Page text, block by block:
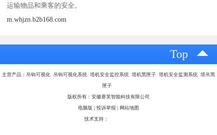
运输物品和乘客的安全。
m.whjzn.b2b168.com
Top
主营产品：吊钩可视化 吊钩可视化系统 塔机安全监控系统 塔机黑匣子 塔机安全监测系统 塔吊黑
匣子
版权所有：安徽赛芙智能科技有限公司
电脑版 投诉举报 网站地图
技术支持：